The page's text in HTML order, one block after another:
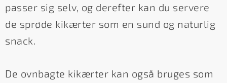
passer sig selv, og derefter kan du servere
de sprøde kikærter som en sund og naturlig
snack.
De ovnbagte kikærter kan også bruges som